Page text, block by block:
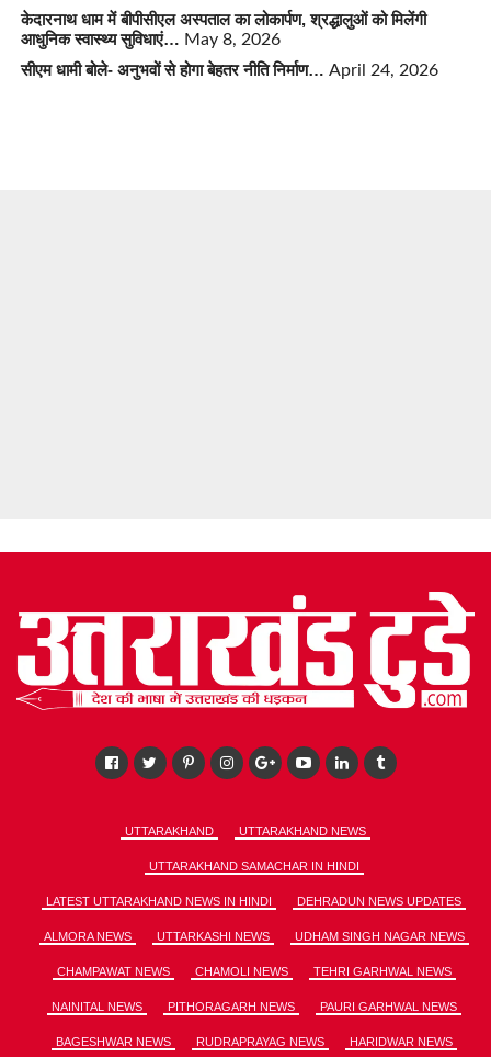
केदारनाथ धाम में बीपीसीएल अस्पताल का लोकार्पण, श्रद्धालुओं को मिलेंगी
आधुनिक स्वास्थ्य सुविधाएं… May 8, 2026
सीएम धामी बोले- अनुभवों से होगा बेहतर नीति निर्माण… April 24, 2026
UTTARAKHAND UTTARAKHAND NEWS
UTTARAKHAND SAMACHAR IN HINDI
LATEST UTTARAKHAND NEWS IN HINDI DEHRADUN NEWS UPDATES
ALMORA NEWS UTTARKASHI NEWS UDHAM SINGH NAGAR NEWS
CHAMPAWAT NEWS CHAMOLI NEWS TEHRI GARHWAL NEWS
NAINITAL NEWS PITHORAGARH NEWS PAURI GARHWAL NEWS
BAGESHWAR NEWS RUDRAPRAYAG NEWS HARIDWAR NEWS